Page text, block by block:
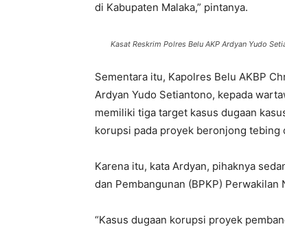
di Kabupaten Malaka,” pintanya.
Kasat Reskrim Polres Belu AKP Ardyan Yudo
Sementara itu, Kapolres Belu AKBP
Ardyan Yudo Setiantono, kepada
memiliki tiga target kasus dugaan
korupsi pada proyek beronjong tebing
Karena itu, kata Ardyan, pihaknya
dan Pembangunan (BPKP) Perwakilan
“Kasus dugaan korupsi proyek